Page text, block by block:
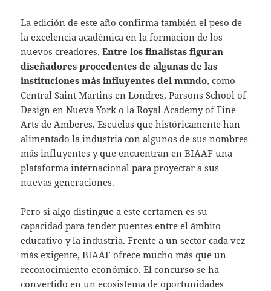
La edición de este año confirma también el peso de
la excelencia académica en la formación de los
nuevos creadores. Entre los finalistas figuran
diseñadores procedentes de algunas de las
instituciones más influyentes del mundo, como
Central Saint Martins en Londres, Parsons School of
Design en Nueva York o la Royal Academy of Fine
Arts de Amberes. Escuelas que históricamente han
alimentado la industria con algunos de sus nombres
más influyentes y que encuentran en BIAAF una
plataforma internacional para proyectar a sus
nuevas generaciones.
Pero si algo distingue a este certamen es su
capacidad para tender puentes entre el ámbito
educativo y la industria. Frente a un sector cada vez
más exigente, BIAAF ofrece mucho más que un
reconocimiento económico. El concurso se ha
convertido en un ecosistema de oportunidades